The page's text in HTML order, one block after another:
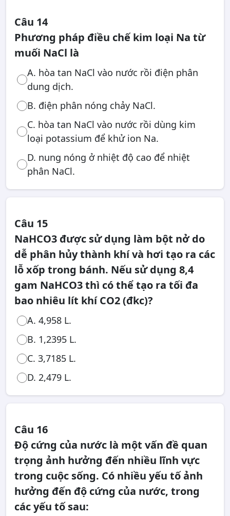
Câu 14
Phương pháp điều chế kim loại Na từ
muối NaCl là
A. hòa tan NaCl vào nước rồi điện phân
dung dịch.
B. điện phân nóng chảy NaCl.
C. hòa tan NaCl vào nước rồi dùng kim
loại potassium để khử ion Na.
D. nung nóng ở nhiệt độ cao để nhiệt
phân NaCl.
Câu 15
NaHCO3 được sử dụng làm bột nở do
dễ phân hủy thành khí và hơi tạo ra các
lỗ xốp trong bánh. Nếu sử dụng 8,4
gam NaHCO3 thì có thể tạo ra tối đa
bao nhiêu lít khí CO2 (đkc)?
A. 4,958 L.
B. 1,2395 L.
C. 3,7185 L.
D. 2,479 L.
Câu 16
Độ cứng của nước là một vấn đề quan
trọng ảnh hưởng đến nhiều lĩnh vực
trong cuộc sống. Có nhiều yếu tố ảnh
hưởng đến độ cứng của nước, trong
các yếu tố sau: